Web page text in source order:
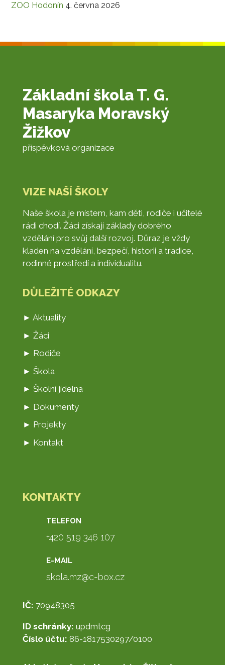
ZOO Hodonín 4. června 2026
Základní škola T. G.
Masaryka Moravský
Žižkov
příspěvková organizace
VIZE NAŠÍ ŠKOLY
Naše škola je místem, kam děti, rodiče i učitelé
rádi chodí. Žáci získají základy dobrého
vzdělání pro svůj další rozvoj. Důraz je vždy
kladen na vzdělání, bezpečí, historii a tradice,
rodinné prostředí a individualitu.
DŮLEŽITÉ ODKAZY
► Aktuality
► Žáci
► Rodiče
► Škola
► Školní jídelna
► Dokumenty
► Projekty
► Kontakt
KONTAKTY
TELEFON
+420 519 346 107
E-MAIL
skola.mz@c-box.cz
IČ: 70948305
ID schránky: updmtcg
Číslo účtu: 86-1817530297/0100